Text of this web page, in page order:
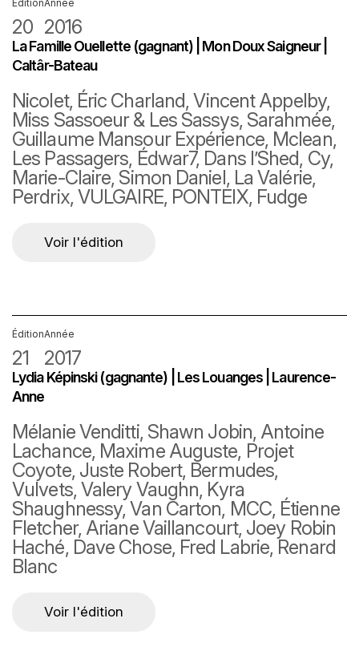
Édition
20
Année
2016
La Famille Ouellette (gagnant) | Mon Doux Saigneur |
Caltâr-Bateau
Nicolet, Éric Charland, Vincent Appelby,
Miss Sassoeur & Les Sassys, Sarahmée,
Guillaume Mansour Expérience, Mclean,
Les Passagers, Édwar7, Dans l’Shed, Cy,
Marie-Claire, Simon Daniel, La Valérie,
Perdrix, VULGAIRE, PONTEIX, Fudge
Voir l'édition
Édition
21
Année
2017
Lydia Képinski (gagnante) | Les Louanges | Laurence-
Anne
Mélanie Venditti, Shawn Jobin, Antoine
Lachance, Maxime Auguste, Projet
Coyote, Juste Robert, Bermudes,
Vulvets, Valery Vaughn, Kyra
Shaughnessy, Van Carton, MCC, Étienne
Fletcher, Ariane Vaillancourt, Joey Robin
Haché, Dave Chose, Fred Labrie, Renard
Blanc
Voir l'édition